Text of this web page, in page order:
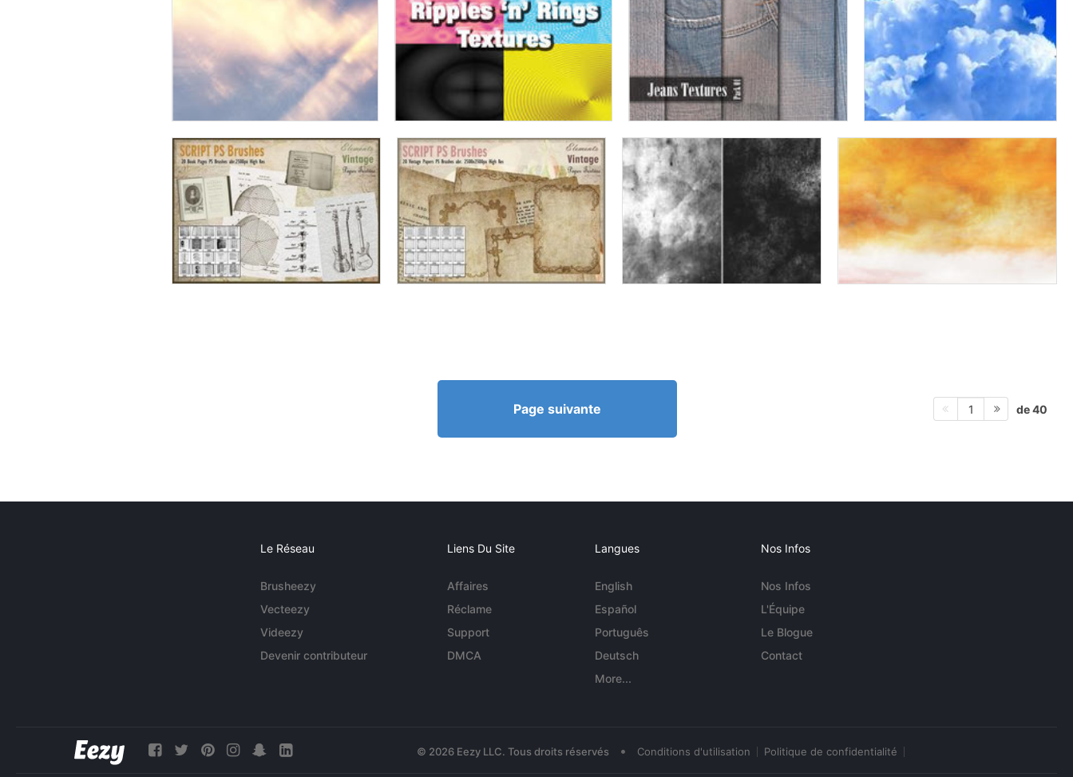
Page suivante 1 de 40
Le Réseau
Brusheezy
Vecteezy
Videezy
Devenir contributeur
Liens Du Site
Affaires
Réclame
Support
DMCA
Langues
English
Español
Português
Deutsch
More...
Nos Infos
Nos Infos
L'Équipe
Le Blogue
Contact
© 2026 Eezy LLC. Tous droits réservés • Conditions d'utilisation Politique de confidentialité